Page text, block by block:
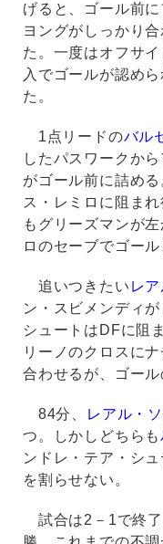
げると、ゴール前
ヨングがしっかり
た。一度はオフサ
入でゴールが認めら
た。
1点リードのバル
したパスワークか
がゴール前に詰め
ス・レミロに阻ま
もグリーズマンが
ロのセーブでゴー
追いつきたい レ
ン・スビメンディ
シュートはDFに阻
リーノのクロスに
合わせるが、ゴール
84分、 レアル・
つ。しかしどちらも
ンドレ・テア・シ
を割らせない。
試合は2－1で終了